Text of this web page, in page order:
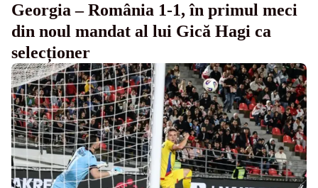
Georgia – România 1-1, în primul meci
din noul mandat al lui Gică Hagi ca
selecționer